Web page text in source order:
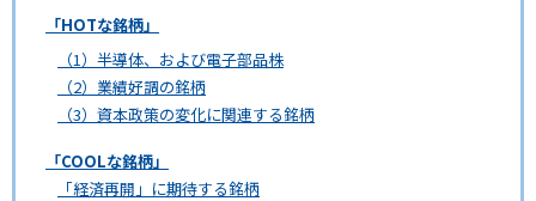
「HOTな銘柄」
（1）半導体、および電子部品株
（2）業績好調の銘柄
（3）資本政策の変化に関連する銘柄
「COOLな銘柄」
「経済再開」に期待する銘柄